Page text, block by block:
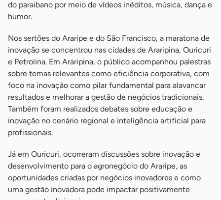
do paraibano por meio de vídeos inéditos, música, dança e
humor.
Nos sertões do Araripe e do São Francisco, a maratona de
inovação se concentrou nas cidades de Araripina, Ouricuri
e Petrolina. Em Araripina, o público acompanhou palestras
sobre temas relevantes como eficiência corporativa, com
foco na inovação como pilar fundamental para alavancar
resultados e melhorar a gestão de negócios tradicionais.
Também foram realizados debates sobre educação e
inovação no cenário regional e inteligência artificial para
profissionais.
Já em Ouricuri, ocorreram discussões sobre inovação e
desenvolvimento para o agronegócio do Araripe, as
oportunidades criadas por negócios inovadores e como
uma gestão inovadora pode impactar positivamente